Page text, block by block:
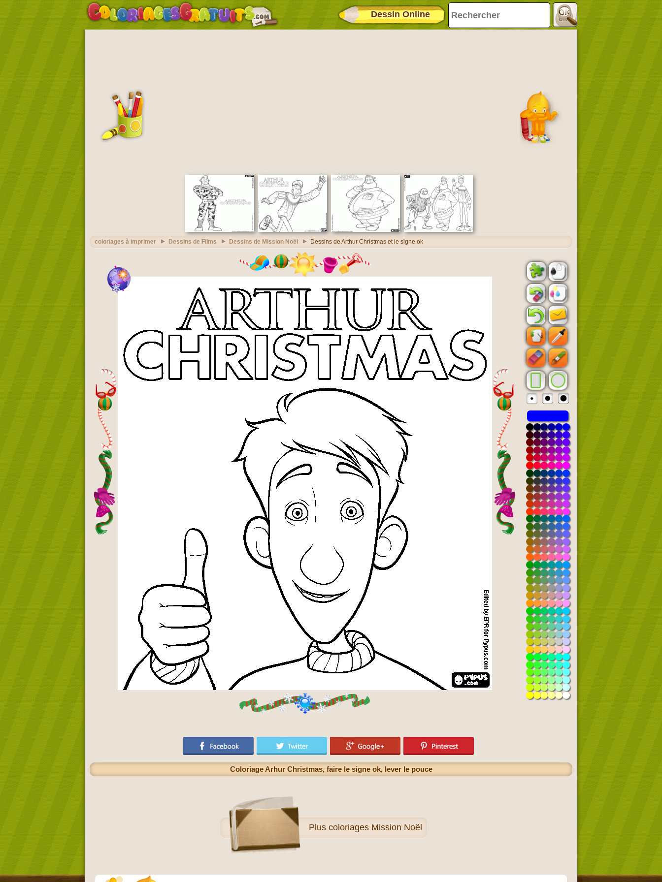
Dessin Online
coloriages à imprimer Dessins de Films Dessins de Mission Noël Dessins de Arthur Christmas et le signe ok
Coloriage Arhur Christmas, faire le signe ok, lever le pouce
Plus coloriages Mission Noël